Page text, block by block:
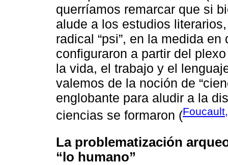
querríamos remarcar que si
alude a los estudios
radical “psi”, en la medida
configuraron a partir del
la vida, el trabajo y el
valemos de la noción de
englobante para aludir a la
ciencias se formaron (
La problematización
“lo humano”